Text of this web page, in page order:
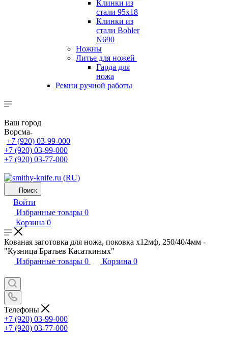
Клинки из
стали 95х18
Клинки из
стали Bohler
N690
Ножны
Литье для ножей
Гарда для
ножа
Ремни ручной работы
Ваш город
Ворсма
+7 (920) 03-99-000
+7 (920) 03-99-000
+7 (920) 03-77-000
Поиск
Войти
Избранные товары 0
Корзина 0
Кованая заготовка для ножа, поковка х12мф, 250/40/4мм -
"Кузница Братьев Касаткиных"
Избранные товары 0 Корзина 0
Телефоны
+7 (920) 03-99-000
+7 (920) 03-77-000